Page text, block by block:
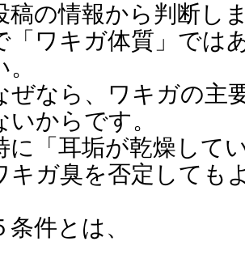
稿の情報から判断し
「ワキガ体質」では
。
ぜなら、ワキガの主
いからです。
に「耳垢が乾燥して
キガ臭を否定しても
条件とは、